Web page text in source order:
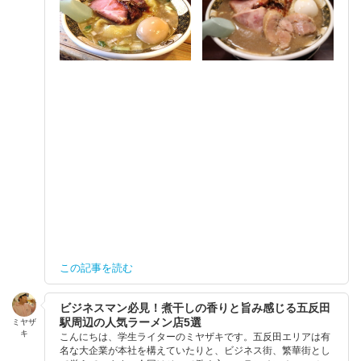
この記事を読む
ミヤザ
キ
ビジネスマン必見！煮干しの香りと旨み感じる五反田
駅周辺の人気ラーメン店5選
こんにちは、学生ライターのミヤザキです。五反田エリアは有
名な大企業が本社を構えていたりと、ビジネス街、繁華街とし